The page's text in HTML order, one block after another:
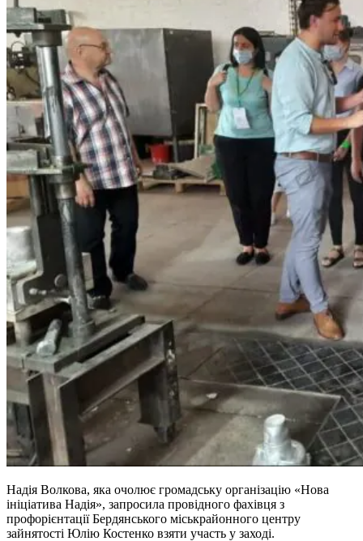
Надія Волкова, яка очолює громадську організацію «Нова
ініціатива Надія», запросила провідного фахівця з
профорієнтації Бердянського міськрайонного центру
зайнятості Юлію Костенко взяти участь у заході.